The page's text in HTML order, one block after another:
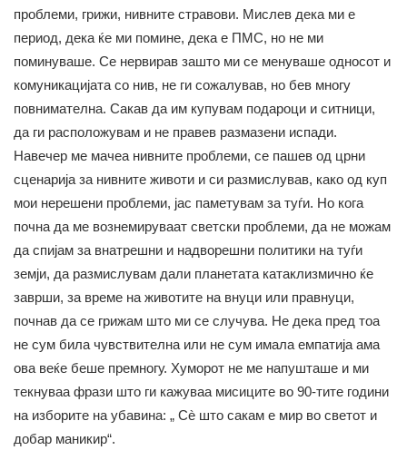
проблеми, грижи, нивните стравови. Мислев дека ми е
период, дека ќе ми помине, дека е ПМС, но не ми
поминуваше. Се нервирав зашто ми се менуваше односот и
комуникацијата со нив, не ги сожалував, но бев многу
повнимателна. Сакав да им купувам подароци и ситници,
да ги расположувам и не правев размазени испади.
Навечер ме мачеа нивните проблеми, се пашев од црни
сценарија за нивните животи и си размислував, како од куп
мои нерешени проблеми, јас паметувам за туѓи. Но кога
почна да ме вознемируваат светски проблеми, да не можам
да спијам за внатрешни и надворешни политики на туѓи
земји, да размислувам дали планетата катаклизмично ќе
заврши, за време на животите на внуци или правнуци,
почнав да се грижам што ми се случува. Не дека пред тоа
не сум била чувствителна или не сум имала емпатија ама
ова веќе беше премногу. Хуморот не ме напушташе и ми
текнуваа фрази што ги кажуваа мисиците во 90-тите години
на изборите на убавина: „ Сè што сакам е мир во светот и
добар маникир“.